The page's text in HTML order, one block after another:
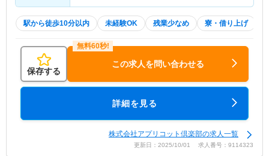
駅から徒歩10分以内 未経験OK 残業少なめ 寮・借り上げ
保存する
この求人を問い合わせる
詳細を見る
株式会社アプリコット倶楽部の求人一覧
更新日：2025/10/01 求人番号：9114323